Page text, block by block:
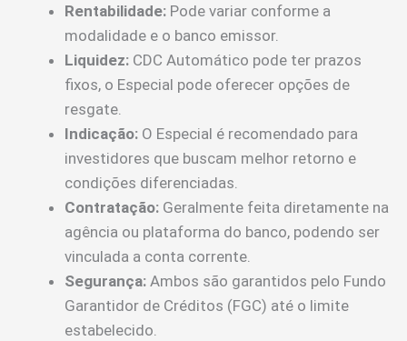
Rentabilidade: Pode variar conforme a
modalidade e o banco emissor.
Liquidez: CDC Automático pode ter prazos
fixos, o Especial pode oferecer opções de
resgate.
Indicação: O Especial é recomendado para
investidores que buscam melhor retorno e
condições diferenciadas.
Contratação: Geralmente feita diretamente na
agência ou plataforma do banco, podendo ser
vinculada a conta corrente.
Segurança: Ambos são garantidos pelo Fundo
Garantidor de Créditos (FGC) até o limite
estabelecido.